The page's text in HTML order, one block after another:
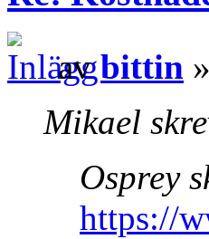
avbittin
Mikael
Osprey
https://